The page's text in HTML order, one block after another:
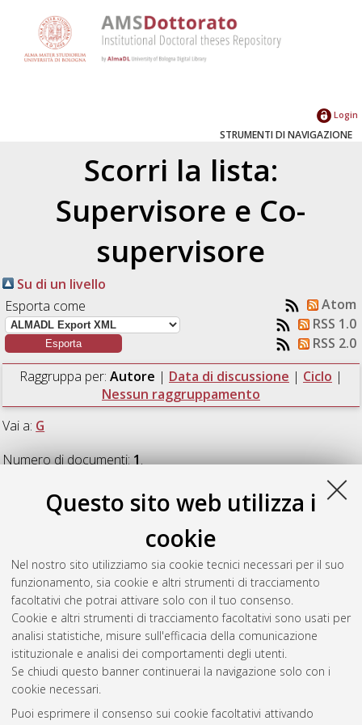
Questo sito web utilizza i
cookie
Nel nostro sito utilizziamo sia cookie tecnici necessari per il suo
funzionamento, sia cookie e altri strumenti di tracciamento
facoltativi che potrai attivare solo con il tuo consenso.
Cookie e altri strumenti di tracciamento facoltativi sono usati per
analisi statistiche, misure sull'efficacia della comunicazione
istituzionale e analisi dei comportamenti degli utenti.
Se chiudi questo banner continuerai la navigazione solo con i
cookie necessari.
Puoi esprimere il consenso sui cookie facoltativi attivando
Login
STRUMENTI DI NAVIGAZIONE
Scorri la lista:
Supervisore e Co-
supervisore
Su di un livello
Esporta come
Atom
RSS 1.0
RSS 2.0
Raggruppa per: Autore | Data di discussione | Ciclo |
Nessun raggruppamento
Vai a: G
Numero di documenti:1.
(2010) Portable bio-signals devices for
brain computer interface and long-term patient monitoring,
[Dissertation thesis], Alma Mater Studiorum Università di
Bologna. Dottorato di ricerca in Bioingegneria, 22 Ciclo.
Questa lista e' stata generata ilFri Aug 7 20:43:31 2026 CEST
Atom